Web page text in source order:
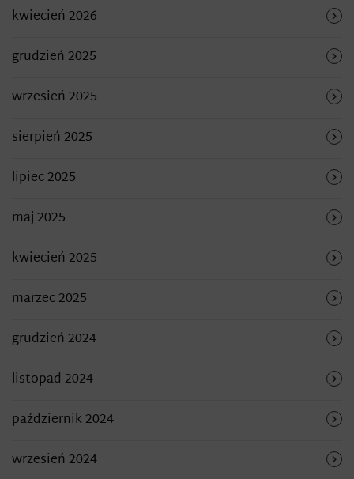
kwiecień 2026
grudzień 2025
wrzesień 2025
sierpień 2025
lipiec 2025
maj 2025
kwiecień 2025
marzec 2025
grudzień 2024
listopad 2024
październik 2024
wrzesień 2024